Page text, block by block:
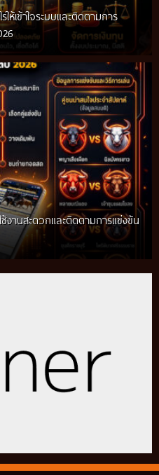
ห้เข้าใจระบบและติดตามการ
งานสะดวกและติดตามการแข่งขัน